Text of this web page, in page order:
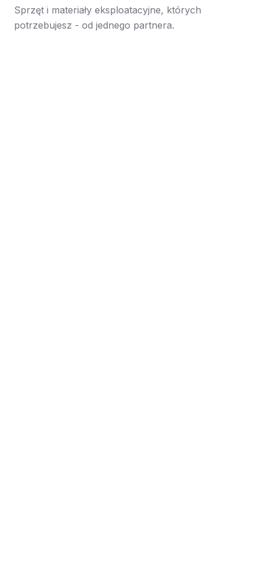
Sprzęt i materiały eksploatacyjne, których
potrzebujesz - od jednego partnera.